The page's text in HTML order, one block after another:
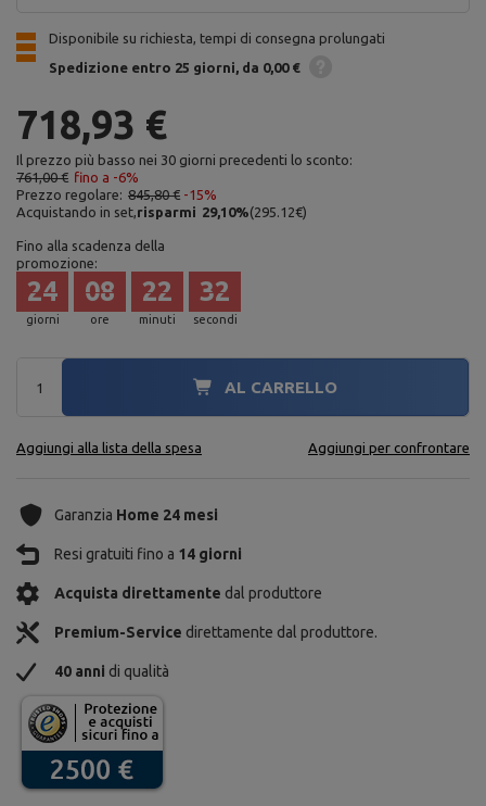
Disponibile su richiesta, tempi di consegna prolungati
Spedizione entro 25 giorni da 0,00 €
718,93 €
Il prezzo più basso nei 30 giorni precedenti lo sconto:
761,00 € fino a -6%
Prezzo regolare: 845,80 € -15%
Acquistando in set,risparmi 29,10%(295.12€)
Fino alla scadenza della
promozione:
giorni
24
ore
08
minuti
22
secondi
31
AL CARRELLO
Aggiungi alla lista della spesa Aggiungi per confrontare
Garanzia Home 24 mesi
Resi gratuiti fino a 14 giorni
Acquista direttamente dal produttore
Premium-Service direttamente dal produttore.
40 anni di qualità